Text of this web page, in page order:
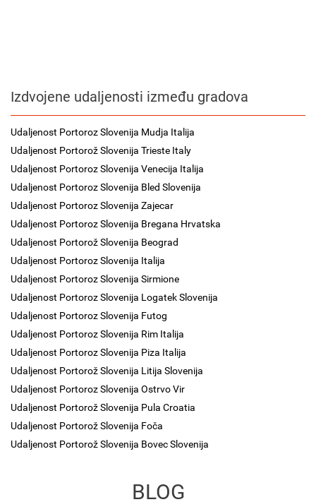
Izdvojene udaljenosti između gradova
Udaljenost Portoroz Slovenija Mudja Italija
Udaljenost Portorož Slovenija Trieste Italy
Udaljenost Portoroz Slovenija Venecija Italija
Udaljenost Portoroz Slovenija Bled Slovenija
Udaljenost Portoroz Slovenija Zajecar
Udaljenost Portoroz Slovenija Bregana Hrvatska
Udaljenost Portorož Slovenija Beograd
Udaljenost Portoroz Slovenija Italija
Udaljenost Portoroz Slovenija Sirmione
Udaljenost Portoroz Slovenija Logatek Slovenija
Udaljenost Portoroz Slovenija Futog
Udaljenost Portoroz Slovenija Rim Italija
Udaljenost Portoroz Slovenija Piza Italija
Udaljenost Portorož Slovenija Litija Slovenija
Udaljenost Portoroz Slovenija Ostrvo Vir
Udaljenost Portorož Slovenija Pula Croatia
Udaljenost Portorož Slovenija Foča
Udaljenost Portorož Slovenija Bovec Slovenija
BLOG